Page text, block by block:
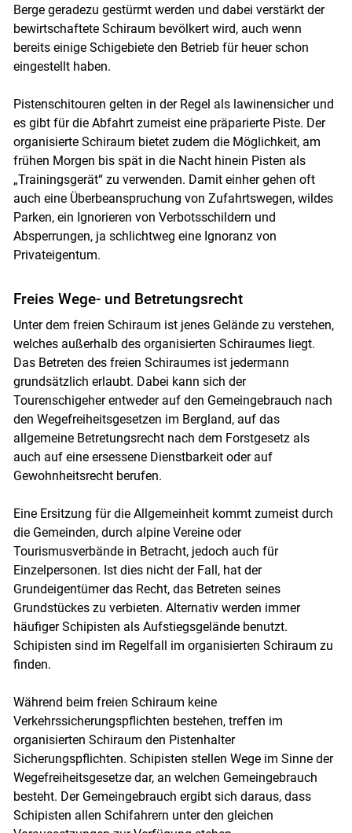
Skip to main content
Berge geradezu gestürmt werden und dabei verstärkt der
bewirtschaftete Schiraum bevölkert wird, auch wenn
bereits einige Schigebiete den Betrieb für heuer schon
eingestellt haben.
Pistenschitouren gelten in der Regel als lawinensicher und
es gibt für die Abfahrt zumeist eine präparierte Piste. Der
organisierte Schiraum bietet zudem die Möglichkeit, am
frühen Morgen bis spät in die Nacht hinein Pisten als
„Trainingsgerät“ zu verwenden. Damit einher gehen oft
auch eine Überbeanspruchung von Zufahrtswegen, wildes
Parken, ein Ignorieren von Verbotsschildern und
Absperrungen, ja schlichtweg eine Ignoranz von
Privateigentum.
Freies Wege- und Betretungsrecht
Unter dem freien Schiraum ist jenes Gelände zu verstehen,
welches außerhalb des organisierten Schiraumes liegt.
Das Betreten des freien Schiraumes ist jedermann
grundsätzlich erlaubt. Dabei kann sich der
Tourenschigeher entweder auf den Gemeingebrauch nach
den Wegefreiheitsgesetzen im Bergland, auf das
allgemeine Betretungsrecht nach dem Forstgesetz als
auch auf eine ersessene Dienstbarkeit oder auf
Gewohnheitsrecht berufen.
Eine Ersitzung für die Allgemeinheit kommt zumeist durch
die Gemeinden, durch alpine Vereine oder
Tourismusverbände in Betracht, jedoch auch für
Einzelpersonen. Ist dies nicht der Fall, hat der
Grundeigentümer das Recht, das Betreten seines
Grundstückes zu verbieten. Alternativ werden immer
häufiger Schipisten als Aufstiegsgelände benutzt.
Schipisten sind im Regelfall im organisierten Schiraum zu
finden.
Während beim freien Schiraum keine
Verkehrssicherungspflichten bestehen, treffen im
organisierten Schiraum den Pistenhalter
Sicherungspflichten. Schipisten stellen Wege im Sinne der
Wegefreiheitsgesetze dar, an welchen Gemeingebrauch
besteht. Der Gemeingebrauch ergibt sich daraus, dass
Schipisten allen Schifahrern unter den gleichen